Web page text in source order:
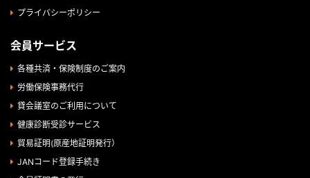
プライバシーポリシー
会員サービス
各種共済・保険制度のご案内
労働保険事務代行
貸会議室のご利用について
健康診断受診サービス
貿易証明(原産地証明発行）
JANコード登録手続き